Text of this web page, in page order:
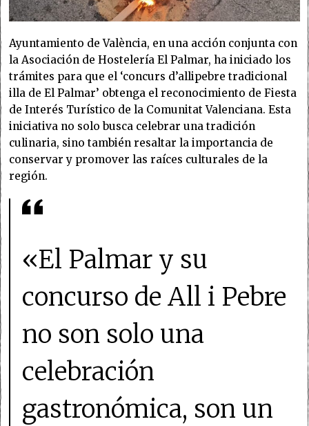
Ayuntamiento de València, en una acción conjunta con
la Asociación de Hostelería El Palmar, ha iniciado los
trámites para que el ‘concurs d’allipebre tradicional
illa de El Palmar’ obtenga el reconocimiento de Fiesta
de Interés Turístico de la Comunitat Valenciana. Esta
iniciativa no solo busca celebrar una tradición
culinaria, sino también resaltar la importancia de
conservar y promover las raíces culturales de la
región.
«El Palmar y su
concurso de All i Pebre
no son solo una
celebración
gastronómica, son un